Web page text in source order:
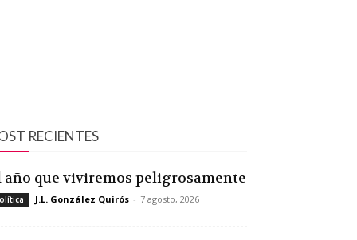
RECIENTES
año que viviremos peligrosamente
J.L. González Quirós - 7 agosto, 2026